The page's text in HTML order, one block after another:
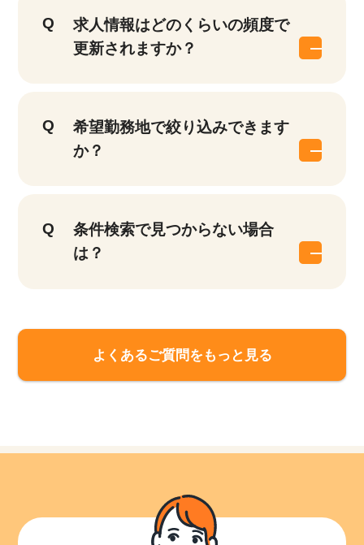
求人情報はどのくらいの頻度で
更新されますか？
希望勤務地で絞り込みできます
か？
条件検索で見つからない場合
は？
よくあるご質問をもっと見る
該当件数
17,050 件
他の条件を選択